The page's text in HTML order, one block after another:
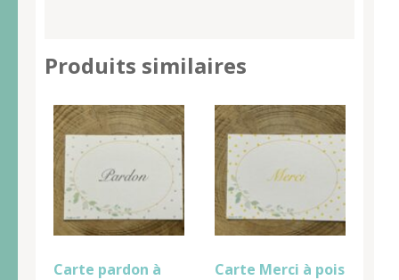
Produits similaires
Carte pardon à
Carte Merci à pois